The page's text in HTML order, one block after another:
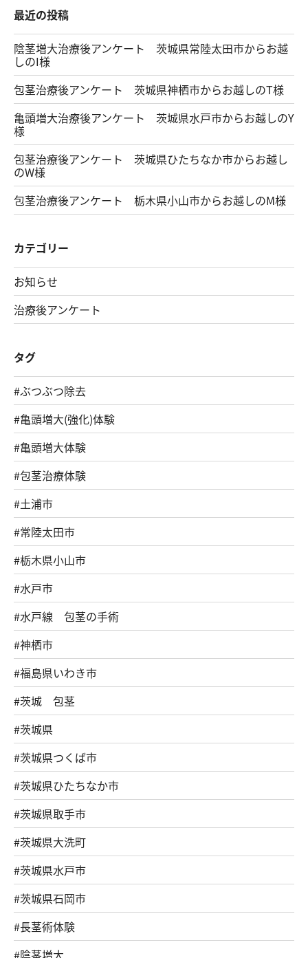
最近の投稿
陰茎増大治療後アンケート 茨城県常陸太田市からお越
しのI様
包茎治療後アンケート 茨城県神栖市からお越しのT様
亀頭増大治療後アンケート 茨城県水戸市からお越しのY
様
包茎治療後アンケート 茨城県ひたちなか市からお越し
のW様
包茎治療後アンケート 栃木県小山市からお越しのM様
カテゴリー
お知らせ
治療後アンケート
タグ
#ぶつぶつ除去
#亀頭増大(強化)体験
#亀頭増大体験
#包茎治療体験
#土浦市
#常陸太田市
#栃木県小山市
#水戸市
#水戸線 包茎の手術
#神栖市
#福島県いわき市
#茨城 包茎
#茨城県
#茨城県つくば市
#茨城県ひたちなか市
#茨城県取手市
#茨城県大洗町
#茨城県水戸市
#茨城県石岡市
#長茎術体験
#陰茎増大